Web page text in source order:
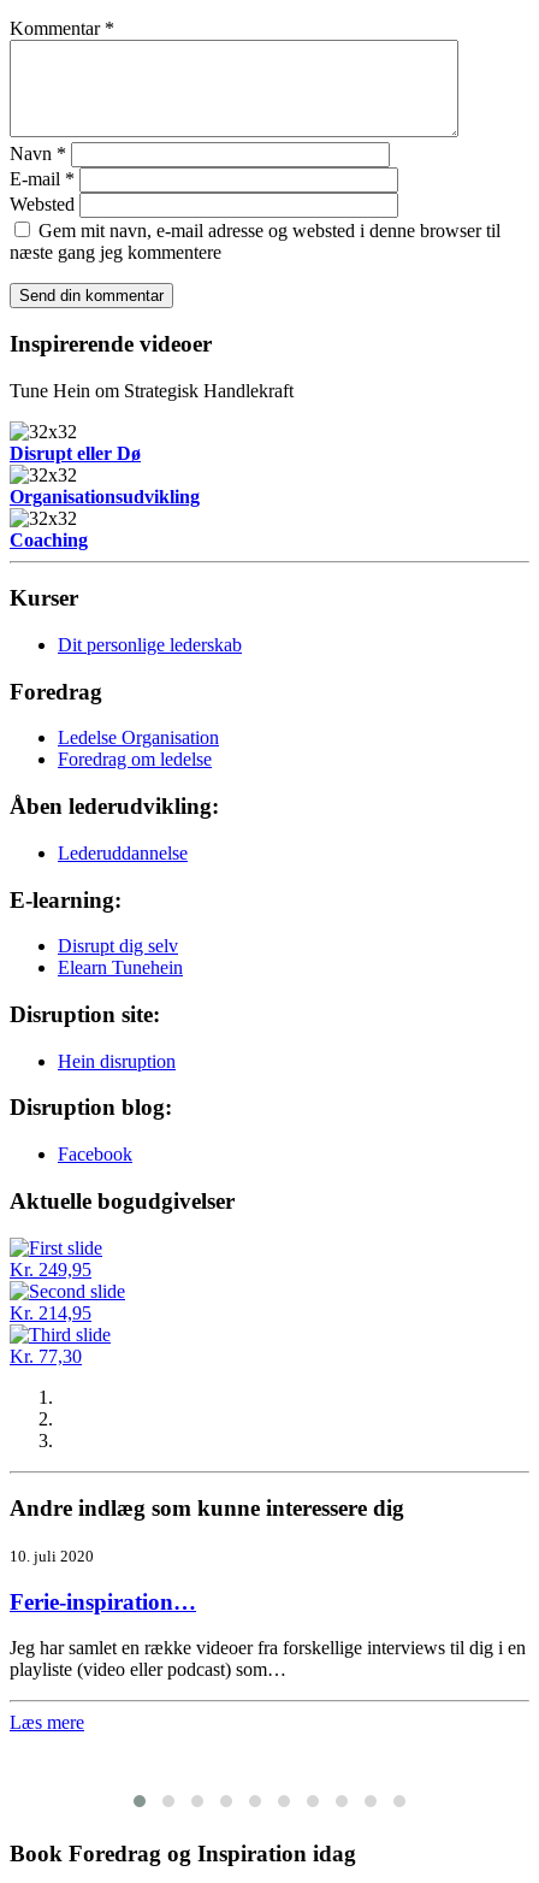
Kommentar *
Navn *
E-mail *
Websted
Gem mit navn, e-mail adresse og websted i denne browser til
næste gang jeg kommentere
Inspirerende videoer
Tune Hein om Strategisk Handlekraft
Disrupt eller Dø
Organisationsudvikling
Coaching
Kurser
Dit personlige lederskab
Foredrag
Ledelse Organisation
Foredrag om ledelse
Åben lederudvikling:
Lederuddannelse
E-learning:
Disrupt dig selv
Elearn Tunehein
Disruption site:
Hein disruption
Disruption blog:
Facebook
Aktuelle bogudgivelser
Kr. 249,95
Kr. 214,95
Kr. 77,30
Andre indlæg som kunne interessere dig
10. juli 2020
Ferie-inspiration…
Jeg har samlet en række videoer fra forskellige interviews til dig i en
playliste (video eller podcast) som…
Læs mere
Book Foredrag og Inspiration idag